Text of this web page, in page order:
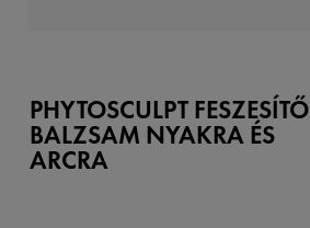
PHYTOSCULPT FESZESÍTŐ
BALZSAM NYAKRA ÉS
ARCRA